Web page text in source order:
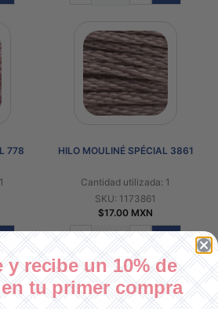
778 HILO MOULINÉ SPÉCIAL 3861
Cantidad utilizada: 1
SKU: 1173861
$17.00 MXN
-
y recibe un 10% de
tu primer compra